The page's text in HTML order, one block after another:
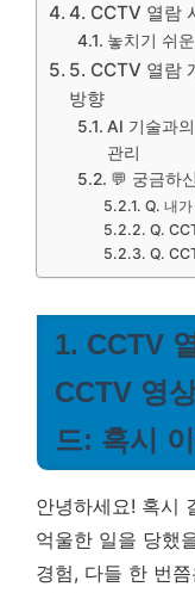
4. CCTV 열람
놓치기 쉬
5. CCTV 열람
방향
AI 기술과
관리
💬 궁금하
Q. 내
Q.
Q.
1. CCTV
CCTV 영
드: 혹시
안녕하세요! 혹시
억울한 일을 당했
경험, 다들 한 번